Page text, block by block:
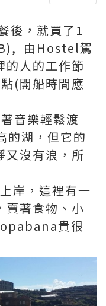
後，就買了1
由Hostel駕
的人的工作節
(開船時間應
音樂輕鬆渡
湖，但它的
又沒有浪，所
岸，這裡有一
賣著食物、小
貴很